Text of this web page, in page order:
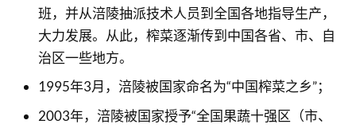
班，并从涪陵抽派技术人员到全国各地指导生产，
大力发展。从此，榨菜逐渐传到中国各省、市、自
治区一些地方。
1995年3月，涪陵被国家命名为“中国榨菜之乡”；
2003年，涪陵被国家授予“全国果蔬十强区（市、